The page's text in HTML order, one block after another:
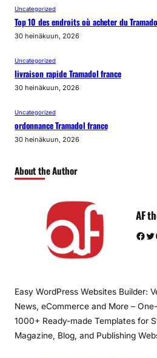
Uncategorized
Top 10 des endroits où acheter du
30 heinäkuun, 2026
Uncategorized
livraison rapide Tramadol france
30 heinäkuun, 2026
Uncategorized
ordonnance Tramadol france
30 heinäkuun, 2026
About the Author
AF
Facebook Twitter
Easy WordPress Websites Builder:
News, eCommerce and More –
1000+ Ready-made Templates for
Magazine, Blog, and Publishing